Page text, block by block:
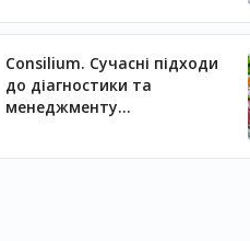
Consilium. Сучасні підходи
до діагностики та
менеджменту